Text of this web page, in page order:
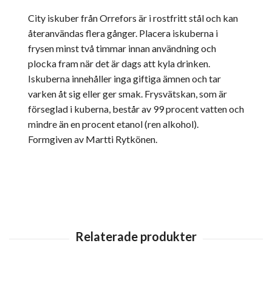
City iskuber från Orrefors är i rostfritt stål och kan
återanvändas flera gånger. Placera iskuberna i
frysen minst två timmar innan användning och
plocka fram när det är dags att kyla drinken.
Iskuberna innehåller inga giftiga ämnen och tar
varken åt sig eller ger smak. Frysvätskan, som är
förseglad i kuberna, består av 99 procent vatten och
mindre än en procent etanol (ren alkohol).
Formgiven av Martti Rytkönen.